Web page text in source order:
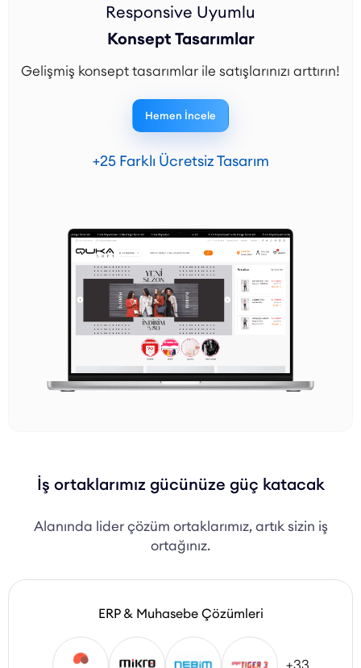
Responsive Uyumlu
Konsept Tasarımlar
Gelişmiş konsept tasarımlar ile satışlarınızı arttırın!
Hemen İncele
+25 Farklı Ücretsiz Tasarım
İş ortaklarımız gücünüze güç katacak
Alanında lider çözüm ortaklarımız, artık sizin iş
ortağınız.
ERP & Muhasebe Çözümleri